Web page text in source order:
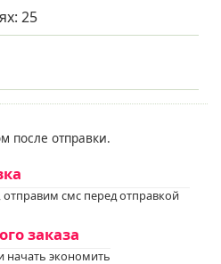
поэтому важно
следить за
пространством,
Солнце + Полутень
Мы предлагаем
остались вопросы,
свяжитесь с нами для
получения
дополнительной
25
после отправки.
смс перед отправкой
заказа
начать экономить